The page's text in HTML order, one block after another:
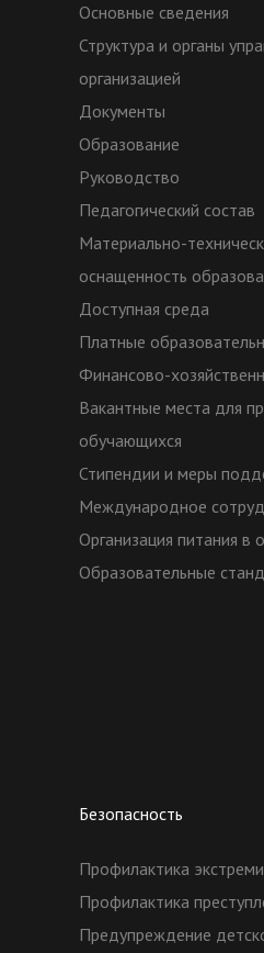
Основные сведения
Структура и органы
организацией
Документы
Образование
Руководство
Педагогический состав
Материально-
оснащенность
Доступная среда
Платные
Финансово-
Вакантные места для
обучающихся
Стипендии и меры
Международное
Организация питания в
Образовательные
Безопасность
Профилактика
Профилактика
Предупреждение